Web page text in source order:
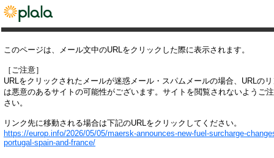
このページは、メール文中のURLをクリックした際に表示されます。
［ご注意］
URLをクリックされたメールが迷惑メール・スパムメールの場合、URLの
は悪意のあるサイトの可能性がございます。サイトを閲覧されないようご
さい。
リンク先に移動される場合は下記のURLをクリックしてください。
https://europ.info/2026/05/05/maersk-announces-new-fuel-surcharge-
portugal-spain-and-france/